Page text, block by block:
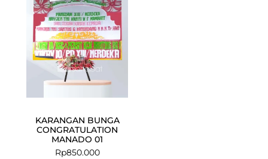
KARANGAN BUNGA
CONGRATULATION
MANADO 01
Rp850.000